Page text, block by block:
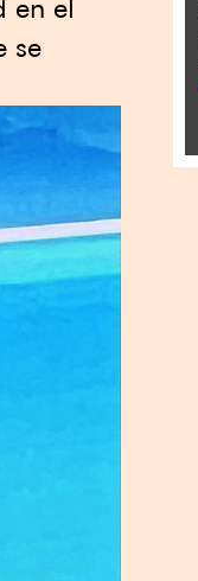
en el
se